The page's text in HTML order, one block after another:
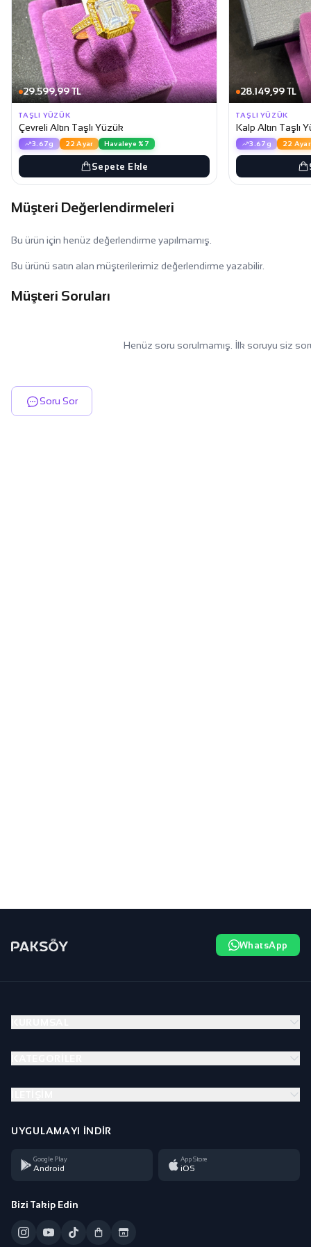
29.599,99 TL
TAŞLI YÜZÜK
Çevreli Altın Taşlı Yüzük
3.67g 22 Ayar Havaleye %7
Sepete Ekle
28.149,99 TL
TAŞLI YÜZÜK
Kalp Altın Taşlı
3.67g 22 Ayar
Müşteri Değerlendirmeleri
Bu ürün için henüz değerlendirme yapılmamış.
Bu ürünü satın alan müşterilerimiz değerlendirme yazabilir.
Müşteri Soruları
Henüz soru sorulmamış. İlk soruyu siz
Soru Sor
WhatsApp
UYGULAMAYI İNDIR
Google Play
Android
App Store
iOS
Bizi Takip Edin